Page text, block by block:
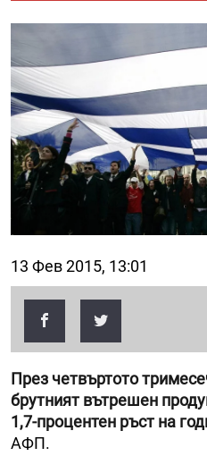
13 Фев 2015, 13:01
През четвъртото
брутният вътрешен
1,7-процентен ръст на
АФП.